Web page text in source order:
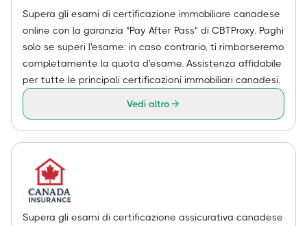
Supera gli esami di certificazione immobiliare canadese
online con la garanzia "Pay After Pass" di CBTProxy. Paghi
solo se superi l'esame: in caso contrario, ti rimborseremo
completamente la quota d'esame. Assistenza affidabile
per tutte le principali certificazioni immobiliari canadesi.
Vedi altro
Supera gli esami di certificazione assicurativa canadese